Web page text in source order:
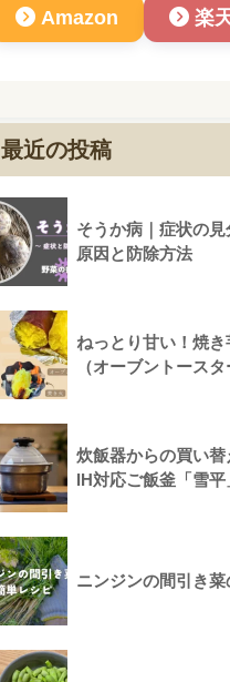
Amazon 楽
最近の投稿
そうか病｜症状の
原因と防除方法
ねっとり甘い！焼
（オーブントースタ
炊飯器からの買い
IH対応ご飯釜「雪平
ニンジンの間引き